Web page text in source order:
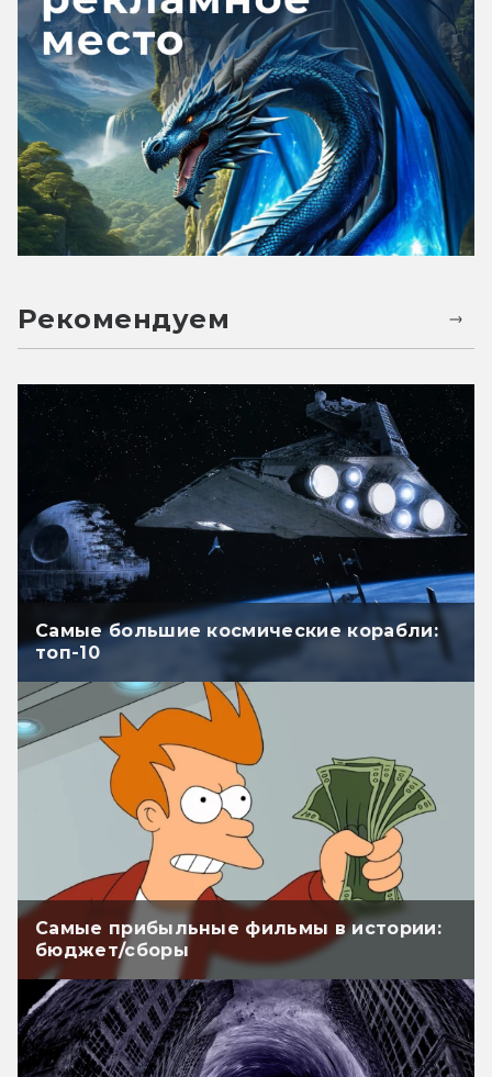
Рекомендуем
Самые большие космические корабли:
топ-10
Самые прибыльные фильмы в истории:
бюджет/сборы